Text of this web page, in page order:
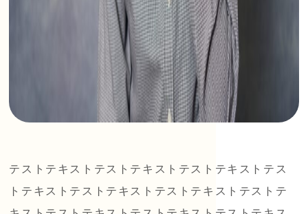
テストテキストテストテキストテストテキストテス
トテキストテストテキストテストテキストテストテ